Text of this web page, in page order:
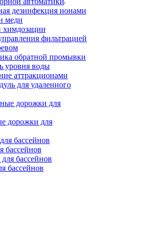
дезинфекция ионами
меди
химдозации
фильтрацией
обратной промывки
уровня воды
аттракционами
для удаленного
дорожки для
бассейнов
бассейнов